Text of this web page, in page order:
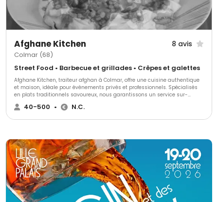
Afghane Kitchen 8 avis
Colmar (68)
Street Food • Barbecue et grillades • Crêpes et galettes
Afghane Kitchen, traiteur afghan à Colmar, offre une cuisine authentique
et maison, idéale pour événements privés et professionnels. Spécialisés
en plats traditionnels savoureux, nous garantissons un service sur-
mesure et une flexibilité remarquable. Notre objectif est de transformer
chaque événement en une expérience culinaire unique et mémorable.
40-500 • N.C.